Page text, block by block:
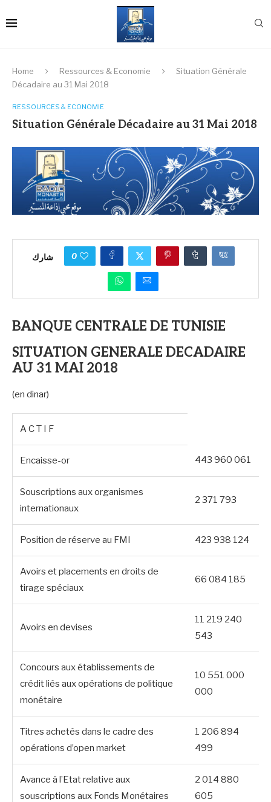
Home Ressources & Economie
Situation Générale
Décadaire au 31 Mai 2018
RESSOURCES & ECONOMIE
Situation Générale Décadaire au 31 Mai 2018
شارك 0
BANQUE CENTRALE DE TUNISIE
SITUATION GENERALE DECADAIRE
AU 31 MAI 2018
(en dinar)
A C T I F
Encaisse-or 443 960 061
Souscriptions aux organismes
internationaux
2 371 793
Position de réserve au FMI 423 938 124
Avoirs et placements en droits de
tirage spéciaux
66 084 185
Avoirs en devises
11 219 240
543
Concours aux établissements de
crédit liés aux opérations de politique
monétaire
10 551 000
000
Titres achetés dans le cadre des
opérations d’open market
1 206 894
499
Avance à l’Etat relative aux
souscriptions aux Fonds Monétaires
2 014 880
605